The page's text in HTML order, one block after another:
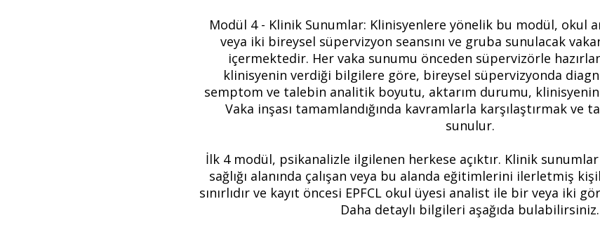
Modül 4 - Klinik Sunumlar: Klinisyenlere yönelik bu modül, okul
veya iki bireysel süpervizyon seansını ve gruba sunulacak
içermektedir. Her vaka sunumu önceden süpervizörle
klinisyenin verdiği bilgilere göre, bireysel süpervizyonda
semptom ve talebin analitik boyutu, aktarım durumu,
Vaka inşası tamamlandığında kavramlarla karşılaştırmak ve
sunulur.
İlk 4 modül, psikanalizle ilgilenen herkese açıktır. Klinik
sağlığı alanında çalışan veya bu alanda eğitimlerini ilerletmiş
sınırlıdır ve kayıt öncesi EPFCL okul üyesi analist ile bir veya iki
Daha detaylı bilgileri aşağıda bulabilirsiniz.